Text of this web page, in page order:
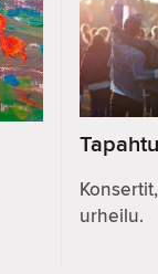
urheilu.